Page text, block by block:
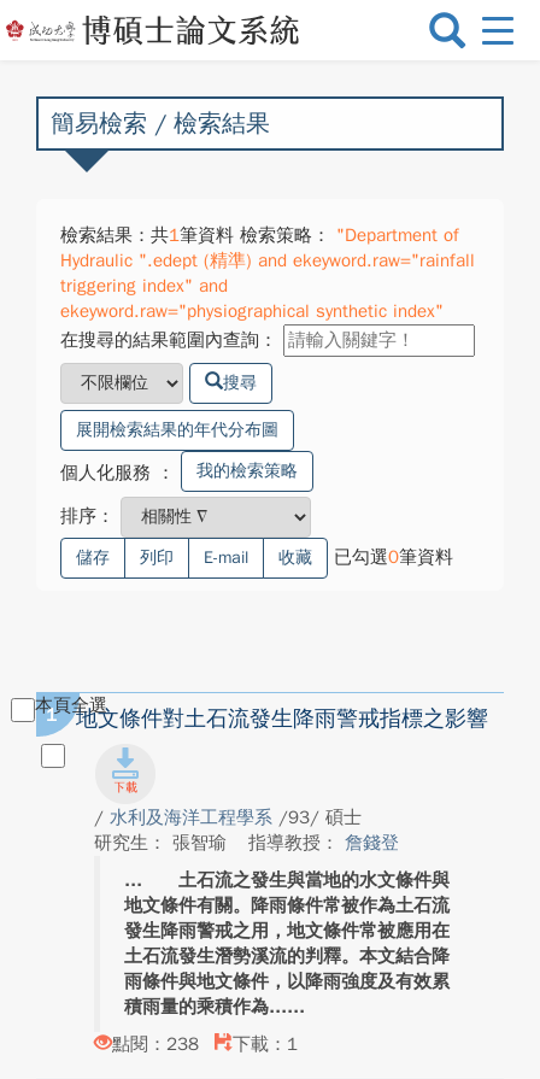
選
換
簡易檢索 / 檢索結果
檢索結果：共1筆資料 檢索策略：
"Department of
Hydraulic ".edept (精準) and ekeyword.raw="rainfall
triggering index" and
ekeyword.raw="physiographical synthetic index"
在搜尋的結果範圍內查詢：
搜尋
展開檢索結果的年代分布圖
個人化服務 ： 我的檢索策略
排序：
儲存 列印 E-mail 收藏 已勾選0筆資料
本頁全選
1 地文條件對土石流發生降雨警戒指標之影響
/ 水利及海洋工程學系 /93/ 碩士
研究生： 張智瑜
指導教授： 詹錢登
土石流之發生與當地的水文條件與
地文條件有關。降雨條件常被作為土石流
發生降雨警戒之用，地文條件常被應用在
土石流發生潛勢溪流的判釋。本文結合降
雨條件與地文條件，以降雨強度及有效累
積雨量的乘積作為...
點閱：238
下載：1